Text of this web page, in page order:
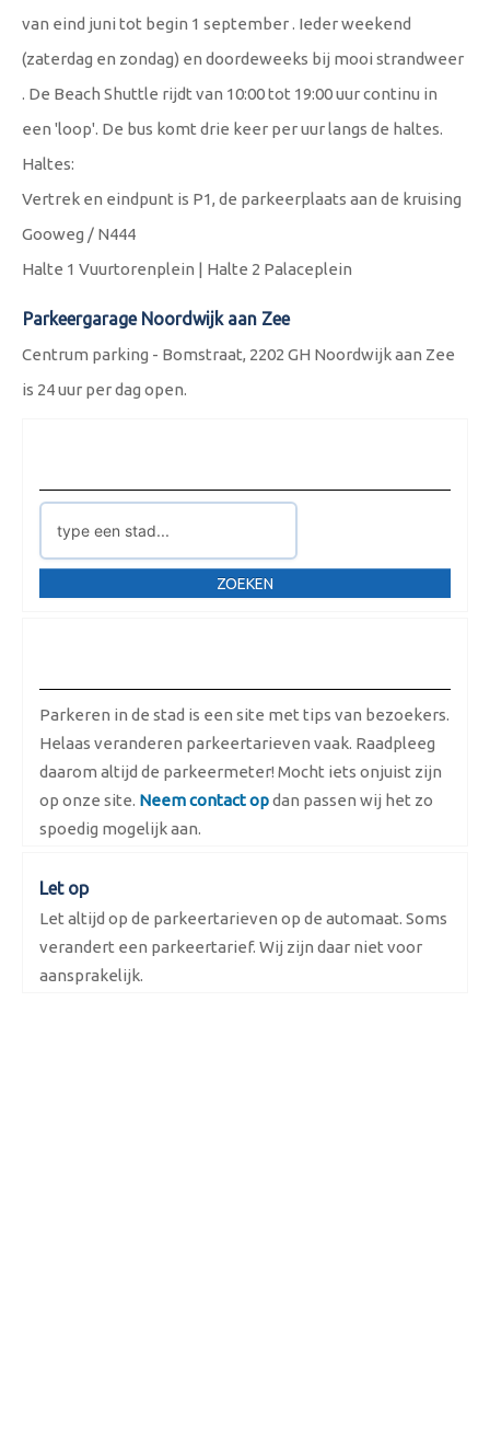
van eind juni tot begin 1 september . Ieder weekend
(zaterdag en zondag) en doordeweeks bij mooi strandweer
. De Beach Shuttle rijdt van 10:00 tot 19:00 uur continu in
een 'loop'. De bus komt drie keer per uur langs de haltes.
Haltes:
Vertrek en eindpunt is P1, de parkeerplaats aan de kruising
Gooweg / N444
Halte 1 Vuurtorenplein | Halte 2 Palaceplein
Parkeergarage Noordwijk aan Zee
Centrum parking - Bomstraat, 2202 GH Noordwijk aan Zee
is 24 uur per dag open.
ZOEKEN
Parkeren in de stad is een site met tips van bezoekers.
Helaas veranderen parkeertarieven vaak. Raadpleeg
daarom altijd de parkeermeter! Mocht iets onjuist zijn
op onze site. Neem contact opdan passen wij het zo
spoedig mogelijk aan.
Let op
Let altijd op de parkeertarieven op de automaat. Soms
verandert een parkeertarief. Wij zijn daar niet voor
aansprakelijk.